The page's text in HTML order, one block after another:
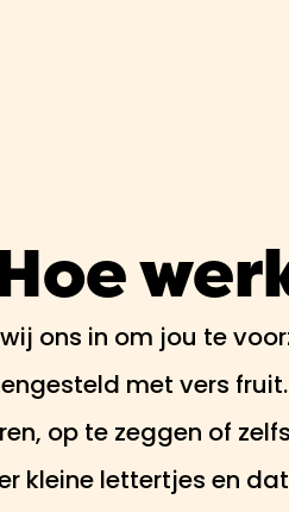
ons in om jou te
met vers
op te zeggen of
kleine lettertjes en